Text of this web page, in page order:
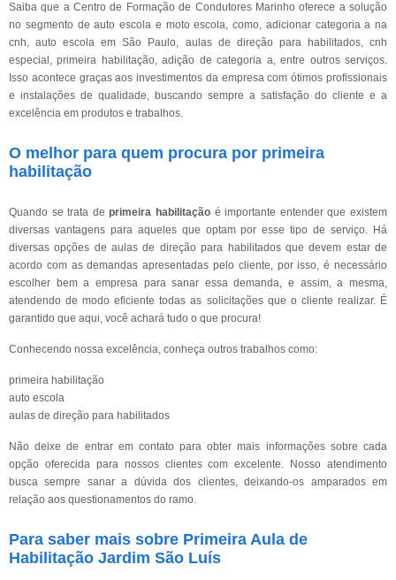
Saiba que a Centro de Formação de Condutores Marinho oferece a solução
no segmento de auto escola e moto escola, como, adicionar categoria a na
cnh, auto escola em São Paulo, aulas de direção para habilitados, cnh
especial, primeira habilitação, adição de categoria a, entre outros serviços.
Isso acontece graças aos investimentos da empresa com ótimos profissionais
e instalações de qualidade, buscando sempre a satisfação do cliente e a
excelência em produtos e trabalhos.
O melhor para quem procura por primeira
habilitação
Quando se trata deprimeira habilitação é importante entender que existem
diversas vantagens para aqueles que optam por esse tipo de serviço. Há
diversas opções de aulas de direção para habilitados que devem estar de
acordo com as demandas apresentadas pelo cliente, por isso, é necessário
escolher bem a empresa para sanar essa demanda, e assim, a mesma,
atendendo de modo eficiente todas as solicitações que o cliente realizar. É
garantido que aqui, você achará tudo o que procura!
Conhecendo nossa excelência, conheça outros trabalhos como:
primeira habilitação
auto escola
aulas de direção para habilitados
Não deixe de entrar em contato para obter mais informações sobre cada
opção oferecida para nossos clientes com excelente. Nosso atendimento
busca sempre sanar a dúvida dos clientes, deixando-os amparados em
relação aos questionamentos do ramo.
Para saber mais sobre Primeira Aula de
Habilitação Jardim São Luís